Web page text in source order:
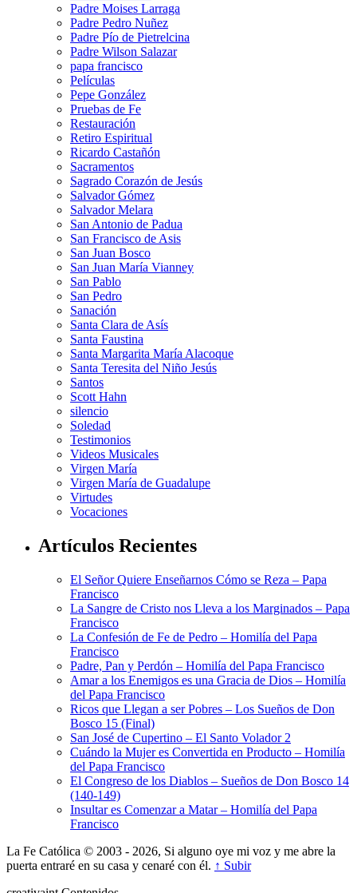
Padre Moises Larraga
Padre Pedro Nuñez
Padre Pío de Pietrelcina
Padre Wilson Salazar
papa francisco
Películas
Pepe González
Pruebas de Fe
Restauración
Retiro Espiritual
Ricardo Castañón
Sacramentos
Sagrado Corazón de Jesús
Salvador Gómez
Salvador Melara
San Antonio de Padua
San Francisco de Asis
San Juan Bosco
San Juan María Vianney
San Pablo
San Pedro
Sanación
Santa Clara de Asís
Santa Faustina
Santa Margarita María Alacoque
Santa Teresita del Niño Jesús
Santos
Scott Hahn
silencio
Soledad
Testimonios
Videos Musicales
Virgen María
Virgen María de Guadalupe
Virtudes
Vocaciones
Artículos Recientes
El Señor Quiere Enseñarnos Cómo se Reza – Papa
Francisco
La Sangre de Cristo nos Lleva a los Marginados – Papa
Francisco
La Confesión de Fe de Pedro – Homilía del Papa
Francisco
Padre, Pan y Perdón – Homilía del Papa Francisco
Amar a los Enemigos es una Gracia de Dios – Homilía
del Papa Francisco
Ricos que Llegan a ser Pobres – Los Sueños de Don
Bosco 15 (Final)
San José de Cupertino – El Santo Volador 2
Cuándo la Mujer es Convertida en Producto – Homilía
del Papa Francisco
El Congreso de los Diablos – Sueños de Don Bosco 14
(140-149)
Insultar es Comenzar a Matar – Homilía del Papa
Francisco
La Fe Católica © 2003 - 2026, Si alguno oye mi voz y me abre la
puerta entraré en su casa y cenaré con él. ↑ Subir